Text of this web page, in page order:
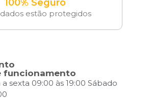
100% Seguro
estão protegidos
funcionamento
sexta 09:00 às 19:00 Sábado